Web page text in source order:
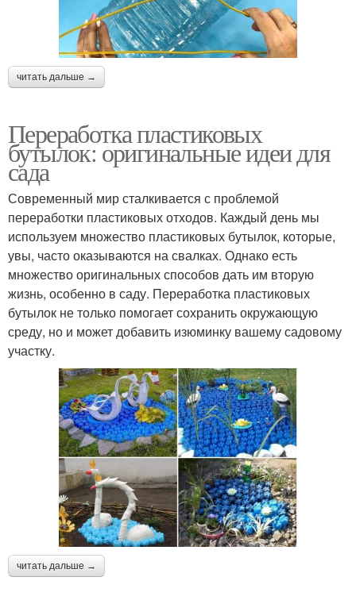
читать дальше →
Переработка пластиковых
бутылок: оригинальные идеи для
сада
Современный мир сталкивается с проблемой
переработки пластиковых отходов. Каждый день мы
используем множество пластиковых бутылок, которые,
увы, часто оказываются на свалках. Однако есть
множество оригинальных способов дать им вторую
жизнь, особенно в саду. Переработка пластиковых
бутылок не только помогает сохранить окружающую
среду, но и может добавить изюминку вашему садовому
участку.
читать дальше →